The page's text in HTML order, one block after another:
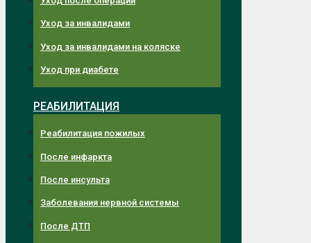
Уход за инвалидами
Уход за инвалидами на коляске
Уход при диабете
РЕАБИЛИТАЦИЯ
Реабилитация пожилых
После инфаркта
После инсульта
Заболевания нервной системы
После ДТП